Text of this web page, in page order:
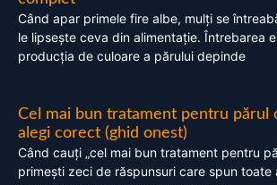
Când apar primele fire albe, mulți se
le lipsește ceva din alimentație. Întrebarea
producția de culoare a părului depinde
Cel mai bun tratament pentru părul
alegi corect (ghid onest)
Când cauți „cel mai bun tratament pentru
primești zeci de răspunsuri care spun toate